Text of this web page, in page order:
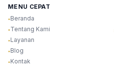
MENU CEPAT
•Beranda
•Tentang Kami
•Layanan
•Blog
•Kontak